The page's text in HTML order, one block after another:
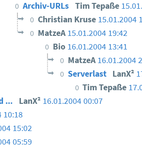
0 Archiv-URLs Tim Tepaße
0 Christian Kruse 15.01.2004
0 MatzeA15.01.2004 19:42
0 Bio 16.01.2004 13:41
0 MatzeA16.01.2004
0 Serverlast LanX²
0 Tim Tepaße
... LanX² 16.01.2004 00:07
10:18
15:02
05:59